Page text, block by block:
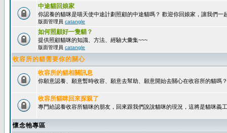
中途貓回娘家
你認養的貓咪是喵天使中途計劃照顧的中途貓嗎？ 歡迎你回娘家，讓我們一
版面管理員 catangle
如何照顧好一隻貓？
提供照顧貓咪的知識、方法、經驗大彙集~~~
版面管理員 catangle
收容所的貓需要你的關心
收容所的貓相關訊息
你願意認養、願意暫時收容、願意去幫助、願意開始去關心在收容所的貓嗎？
收容所貓咪回來探親了
專門給認養收容所貓咪的朋友，回來跟我們說說貓咪的現況，這將是貓咪義
懷念牠專區